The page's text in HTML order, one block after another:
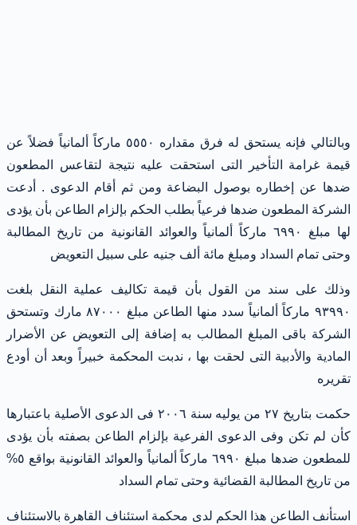
وبالتالي فإنه يستحق له فرق مقداره ٥٥٥٠ ماركاً ألمانياً فضلاً عن
قيمة غرامة التأخير التى استحقت عليه نتيجة لتقاعس المطعون
ضدها عن إخطاره بوصول البضاعة ومن ثم أقام الدعوى . أدعت
الشركة المطعون ضدها فرعياً بطلب الحكم بإلزام الطاعن بأن يؤدى
لها مبلغ ٦٩٩٠ ماركاً ألمانياً والعوائد القانونية من تاريخ المطالبة
وحتى تمام السداد ومبلغ مائة ألف جنيه على سبيل التعويض
وذلك على سند من القول بأن قيمة تكاليف عملية النقل بلغت
٩٣٩٩٠ ماركاً ألمانياً سدد منها الطاعن مبلغ ٨٧٠٠٠ مارك وتستحق
الشركة باقى المبلغ المطالب به إضافة إلى التعويض عن الأضرار
المادية والأدبية التى لحقت بها ، ندبت المحكمة خبيراً وبعد أن أودع
تقريره
حكمت بتاريخ ٢٧ من يوليه سنة ٢٠٠٦ فى الدعوى الأصلية باعتبارها
كأن لم تكن وفى الدعوى الفرعية بإلزام الطاعن بصفته بأن يؤدى
للمطعون ضدها مبلغ ٦٩٩٠ ماركاً ألمانياً والعوائد القانونية بواقع ٥%
من تاريخ المطالبة القضائية وحتى تمام السداد
استأنف الطاعن هذا الحكم لدى محكمة استئناف القاهرة بالاستئناف